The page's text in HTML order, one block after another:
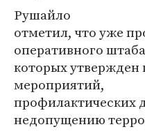
Рушайло
отметил, что уже
оперативного
которых
мероприятий,
профилактических
недопущению